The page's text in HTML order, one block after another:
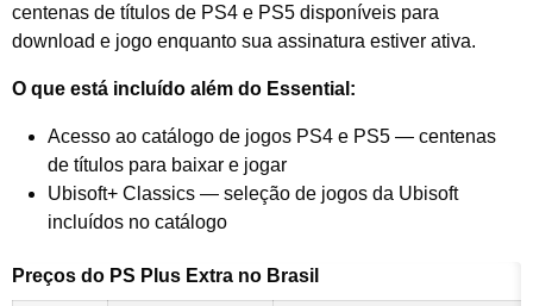
centenas de títulos de PS4 e PS5 disponíveis para
download e jogo enquanto sua assinatura estiver ativa.
O que está incluído além do Essential:
Acesso ao catálogo de jogos PS4 e PS5 — centenas
de títulos para baixar e jogar
Ubisoft+ Classics — seleção de jogos da Ubisoft
incluídos no catálogo
Preços do PS Plus Extra no Brasil